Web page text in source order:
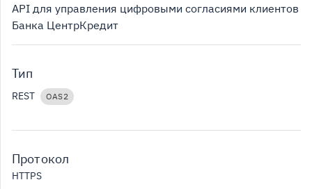
API для управления цифровыми согласиями клиентов
Банка ЦентрКредит
Тип
REST OAS2
Протокол
HTTPS